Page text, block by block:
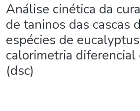
Análise cinética da
de taninos das cascas
espécies de
calorimetria diferencial
(dsc)